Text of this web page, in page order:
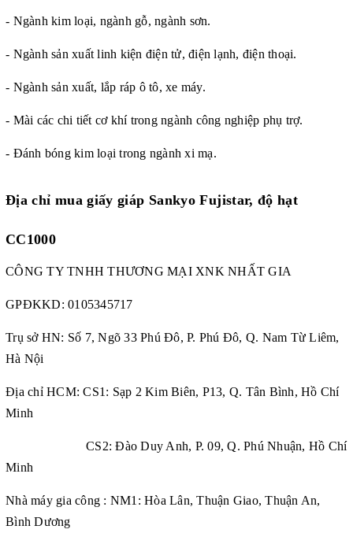
- Ngành kim loại, ngành gỗ, ngành sơn.
- Ngành sản xuất linh kiện điện tử, điện lạnh, điện thoại.
- Ngành sản xuất, lắp ráp ô tô, xe máy.
- Mài các chi tiết cơ khí trong ngành công nghiệp phụ trợ.
- Đánh bóng kim loại trong ngành xi mạ.
Địa chỉ muagiấy giáp Sankyo Fujistar, độ hạt
CC1000
CÔNG TY TNHH THƯƠNG MẠI XNK NHẤT GIA
GPĐKKD: 0105345717
Trụ sở HN: Số 7, Ngõ 33 Phú Đô, P. Phú Đô, Q. Nam Từ Liêm,
Hà Nội
Địa chỉ HCM: CS1: Sạp 2 Kim Biên, P13, Q. Tân Bình, Hồ Chí
Minh
CS2: Đào Duy Anh, P. 09, Q. Phú Nhuận, Hồ Chí
Minh
Nhà máy gia công : NM1: Hòa Lân, Thuận Giao, Thuận An,
Bình Dương